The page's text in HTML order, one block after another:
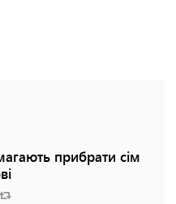
прибрати сім